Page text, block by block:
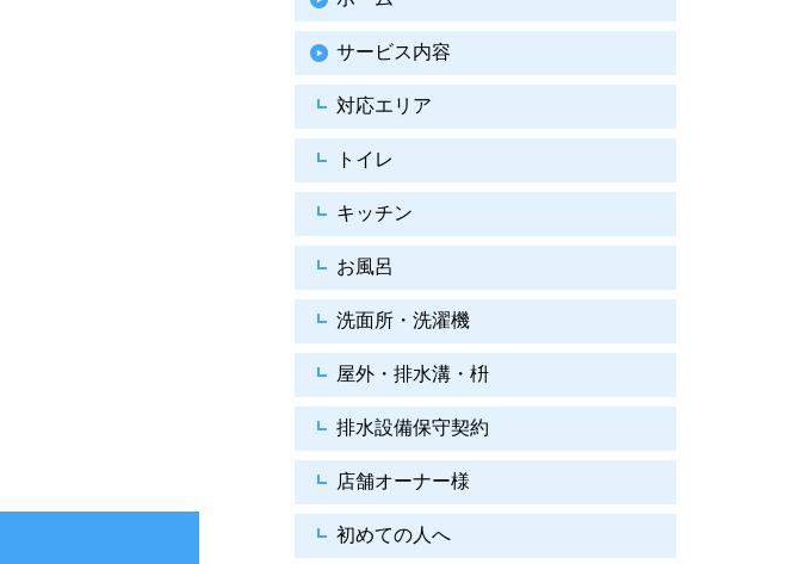
サービス内容
対応エリア
トイレ
キッチン
お風呂
洗面所・洗濯機
屋外・排水溝・枡
排水設備保守契約
店舗オーナー様
初めての人へ